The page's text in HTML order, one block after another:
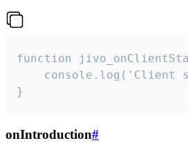
function
console.log('Client
}
onIntroduction#